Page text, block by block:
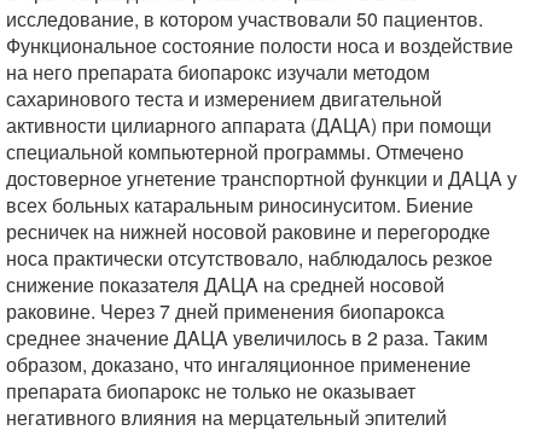
исследование, в котором участвовали 50 пациентов.
Функциональное состояние полости носа и воздействие
на него препарата биопарокс изучали методом
сахаринового теста и измерением двигательной
активности цилиарного аппарата (ДAЦA) при помощи
специальной компьютерной программы. Отмечено
достоверное угнетение транспортной функции и ДAЦA у
всех больных катаральным риносинуситом. Биение
ресничек на нижней носовой раковине и перегородке
носа практически отсутствовало, наблюдалось резкое
снижение показателя ДAЦA на средней носовой
раковине. Через 7 дней применения биопарокса
среднее значение ДAЦA увеличилось в 2 раза. Таким
образом, доказано, что ингаляционное применение
препарата биопарокс не только не оказывает
негативного влияния на мерцательный эпителий